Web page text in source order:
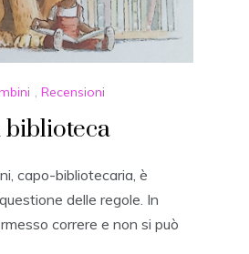
, Recensioni
biblioteca
capo-bibliotecaria, è
delle regole. In
correre e non si può